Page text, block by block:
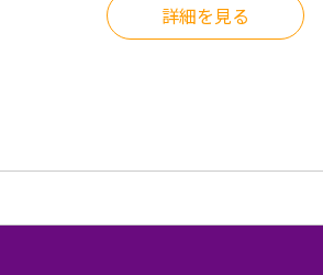
詳細を見る